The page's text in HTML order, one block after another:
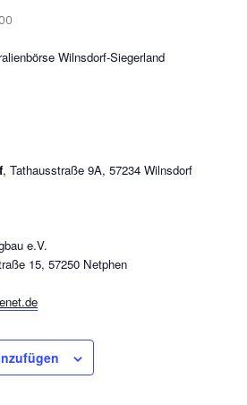
Wilnsdorf-Siegerland
, Tathausstraße 9A, 57234 Wilnsdorf
e.V.
15, 57250 Netphen